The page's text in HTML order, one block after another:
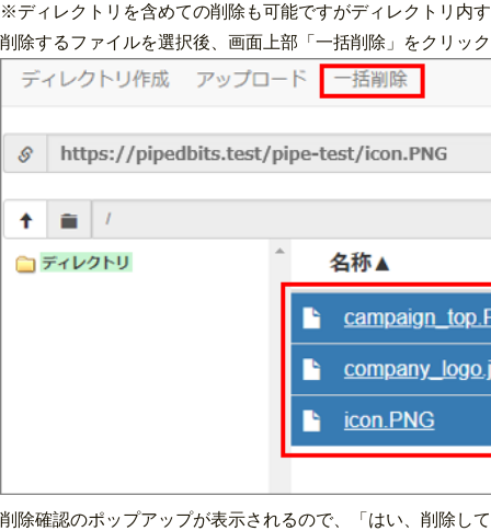
※ディレクトリを含めての削除も可能ですがディレクトリ内
削除するファイルを選択後、画面上部「一括削除」をクリッ
削除確認のポップアップが表示されるので、「はい、削除し